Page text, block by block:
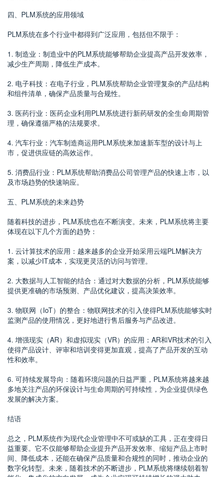
四、PLM系统的应用领域
PLM系统在多个行业中都得到广泛应用，包括但不限于：
1. 制造业：制造业中的PLM系统能够帮助企业提高产品开发效率，
减少生产周期，降低生产成本。
2. 电子科技：在电子行业，PLM系统帮助企业管理复杂的产品结构
和组件清单，确保产品质量与合规性。
3. 医药行业：医药企业利用PLM系统进行新药研发的全生命周期管
理，确保遵循严格的法规要求。
4. 汽车行业：汽车制造商运用PLM系统来加速新车型的设计与上
市，促进供应链的高效运作。
5. 消费品行业：PLM系统帮助消费品公司管理产品的快速上市，以
及市场趋势的快速响应。
五、PLM系统的未来趋势
随着科技的进步，PLM系统也在不断演变。未来，PLM系统将主要
体现在以下几个方面的趋势：
1. 云计算技术的应用：越来越多的企业开始采用云端PLM解决方
案，以减少IT成本，实现更灵活的访问与管理。
2. 大数据与人工智能的结合：通过对大数据的分析，PLM系统能够
提供更准确的市场预测、产品优化建议，提高决策效率。
3. 物联网（IoT）的整合：物联网技术的引入使得PLM系统能够实时
监测产品的使用情况，更好地进行售后服务与产品改进。
4. 增强现实（AR）和虚拟现实（VR）的应用：AR和VR技术的引入
使得产品设计、评审和培训变得更加直观，提高了产品开发的互动
性和效率。
6. 可持续发展导向：随着环境问题的日益严重，PLM系统将越来越
多地关注产品的环保设计与生命周期的可持续性，为企业提供绿色
发展的解决方案。
结语
总之，PLM系统作为现代企业管理中不可或缺的工具，正在变得日
益重要。它不仅能够帮助企业提升产品开发效率、缩短产品上市时
间、降低成本，还能在确保产品质量和合规性的同时，推动企业的
数字化转型。未来，随着技术的不断进步，PLM系统将继续朝着智